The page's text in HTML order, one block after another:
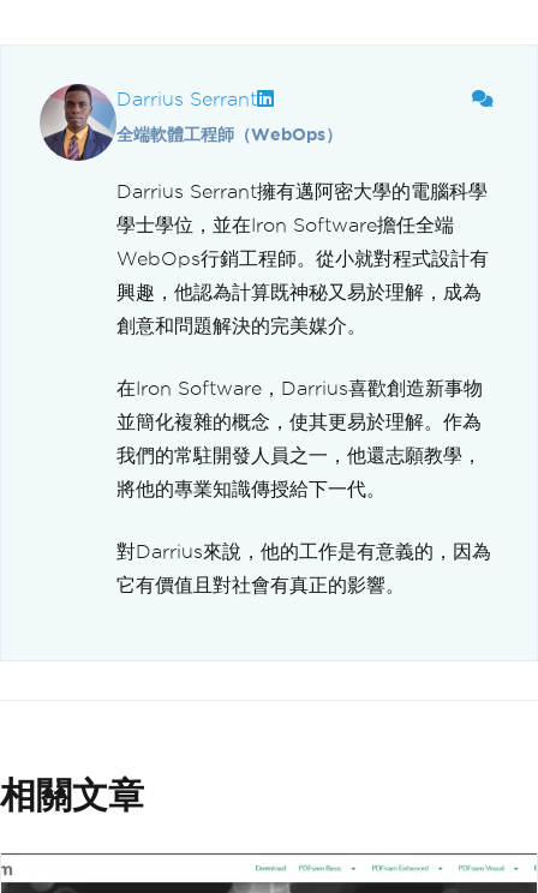
Darrius Serrant
全端軟體工程師（WebOps）
Darrius Serrant擁有邁阿密大學的電腦科學
學士學位，並在Iron Software擔任全端
WebOps行銷工程師。從小就對程式設計有
興趣，他認為計算既神秘又易於理解，成為
創意和問題解決的完美媒介。
在Iron Software，Darrius喜歡創造新事物
並簡化複雜的概念，使其更易於理解。作為
我們的常駐開發人員之一，他還志願教學，
將他的專業知識傳授給下一代。
對Darrius來說，他的工作是有意義的，因為
它有價值且對社會有真正的影響。
相關文章